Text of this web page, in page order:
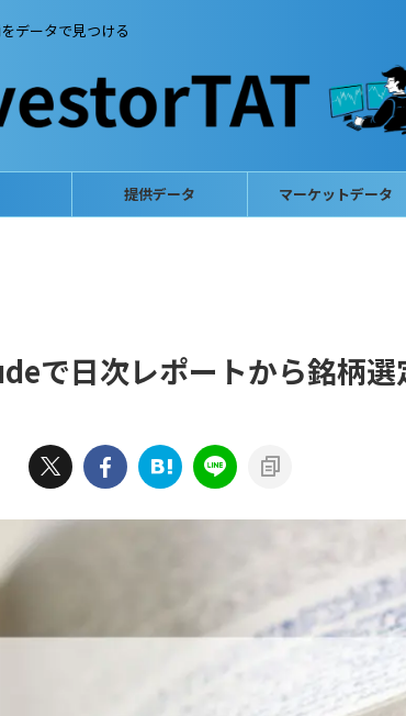
データで見つける
提供データ マーケットデータ
で日次レポートから銘柄選